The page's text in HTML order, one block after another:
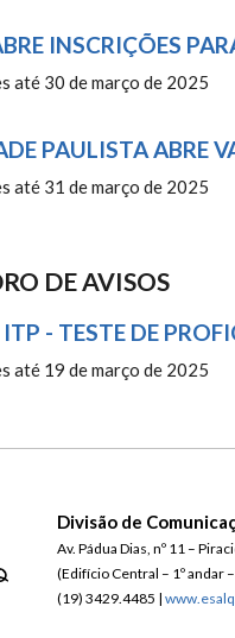
INSCRIÇÕES
até 30 de março de 2025
PAULISTA ABRE
até 31 de março de 2025
DE AVISOS
ITP - TESTE DE
até 19 de março de 2025
Divisão de
Av. Pádua Dias, nº 11 –
(Edifício Central – 1º andar
(19) 3429.4485 |